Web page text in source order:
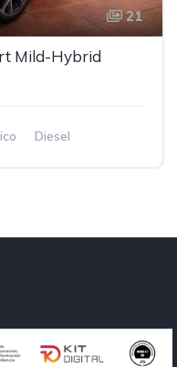
21
Mild-Hybrid
Diesel